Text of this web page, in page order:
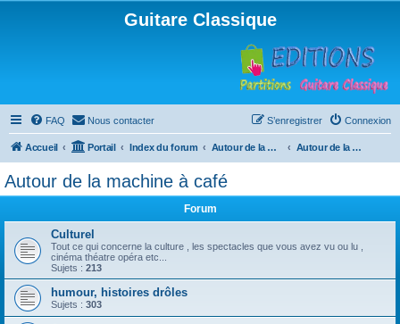
Guitare Classique
FAQ Nous contacter Connexion
S’enregistrer
Accueil Portail Index du forum Autour de la machine à café Autour de la machine à café
Autour de la machine à café
Forum
Culturel
Tout ce qui concerne la culture , les spectacles que vous avez vu ou lu ,
cinéma théatre opéra etc...
Sujets : 213
humour, histoires drôles
Sujets : 303